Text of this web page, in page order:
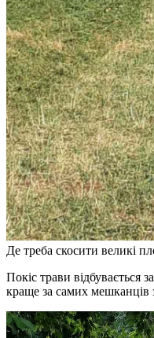
Де треба скосити великі
Покіс трави відбувається
краще за самих мешканців